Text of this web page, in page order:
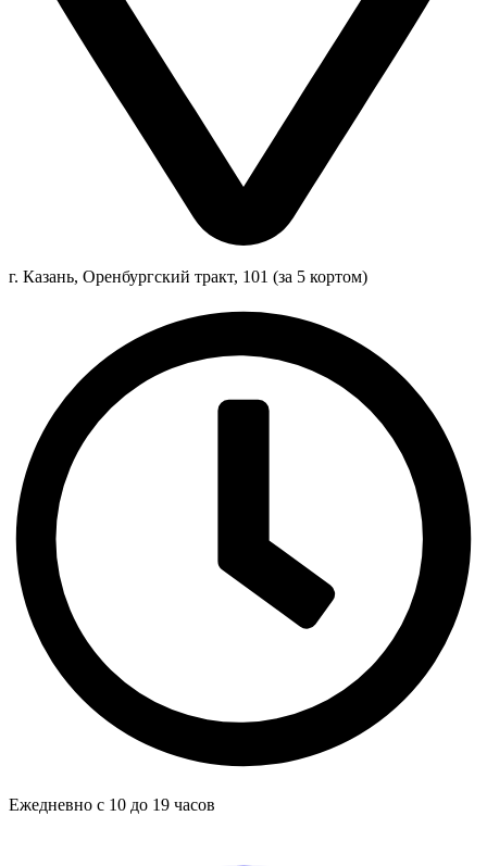
г. Казань, Оренбургский тракт, 101 (за 5 кортом)
Ежедневно с 10 до 19 часов